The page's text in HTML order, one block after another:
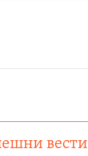
вести